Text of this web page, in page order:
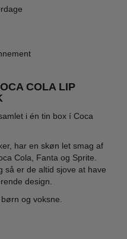
COLA LIP
i én tin box í Coca
har en skøn let smag af
Cola, Fanta og Sprite.
så er de altid sjove at have
design.
og voksne.